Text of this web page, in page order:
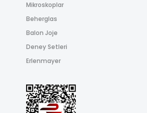
Mikroskoplar
Beherglas
Balon Joje
Deney Setleri
Erlenmayer